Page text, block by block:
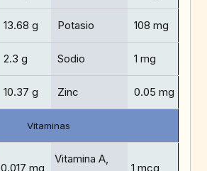
13.68 g Potasio 108 mg
2.3 g Sodio 1 mg
10.37 g Zinc 0.05 mg
Vitaminas
0.017 mg
Vitamina A,
1 mcg